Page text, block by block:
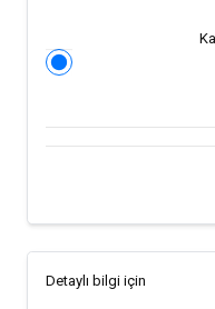
Detaylı bilgi için